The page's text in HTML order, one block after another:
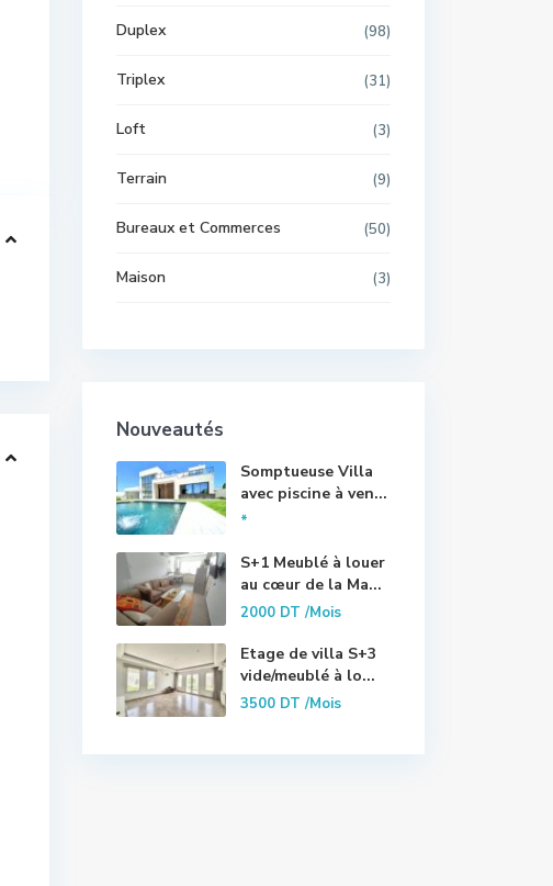
Duplex (98)
Triplex (31)
Loft (3)
Terrain (9)
Bureaux et Commerces (50)
Maison (3)
Nouveautés
Somptueuse Villa
avec piscine à ven...
*
S+1 Meublé à louer
au cœur de la Ma...
2000 DT/Mois
Etage de villa S+3
vide/meublé à lo...
3500 DT/Mois